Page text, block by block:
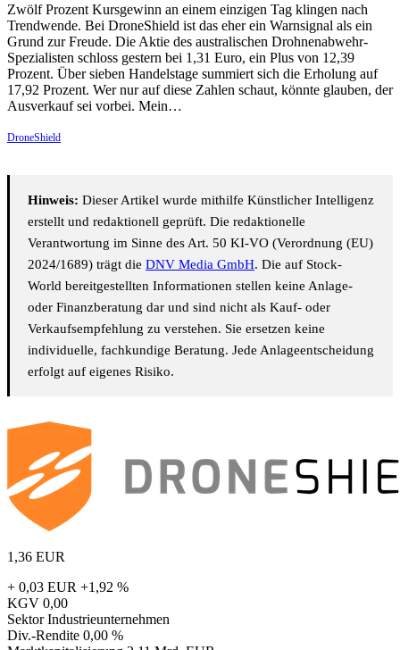
Zwölf Prozent Kursgewinn an einem einzigen Tag klingen nach
Trendwende. Bei DroneShield ist das eher ein Warnsignal als ein
Grund zur Freude. Die Aktie des australischen Drohnenabwehr-
Spezialisten schloss gestern bei 1,31 Euro, ein Plus von 12,39
Prozent. Über sieben Handelstage summiert sich die Erholung auf
17,92 Prozent. Wer nur auf diese Zahlen schaut, könnte glauben, der
Ausverkauf sei vorbei. Mein…
DroneShield
Hinweis: Dieser Artikel wurde mithilfe Künstlicher Intelligenz
erstellt und redaktionell geprüft. Die redaktionelle
Verantwortung im Sinne des Art. 50 KI-VO (Verordnung (EU)
2024/1689) trägt die DNV Media GmbH. Die auf Stock-
World bereitgestellten Informationen stellen keine Anlage-
oder Finanzberatung dar und sind nicht als Kauf- oder
Verkaufsempfehlung zu verstehen. Sie ersetzen keine
individuelle, fachkundige Beratung. Jede Anlageentscheidung
erfolgt auf eigenes Risiko.
1,36 EUR
+ 0,03 EUR +1,92 %
KGV 0,00
Sektor Industrieunternehmen
Div.-Rendite 0,00 %